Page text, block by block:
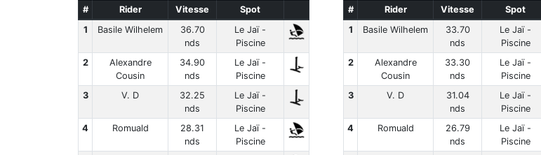
# Rider Vitesse
Spot
1
Basile Wilhelem
36.70
nds
Le Jaï -
Piscine
2
Alexandre
Cousin
34.90
nds
Le Jaï -
Piscine
3
V. D
32.25
nds
Le Jaï -
Piscine
4
Romuald
28.31
nds
Le Jaï -
Piscine
# Rider Vitesse
Spot
1
Basile Wilhelem
33.70
nds
Le Jaï -
Piscine
2
Alexandre
Cousin
33.30
nds
Le Jaï -
Piscine
3
V. D
31.04
nds
Le Jaï -
Piscine
4
Romuald
26.79
nds
Le Jaï -
Piscine